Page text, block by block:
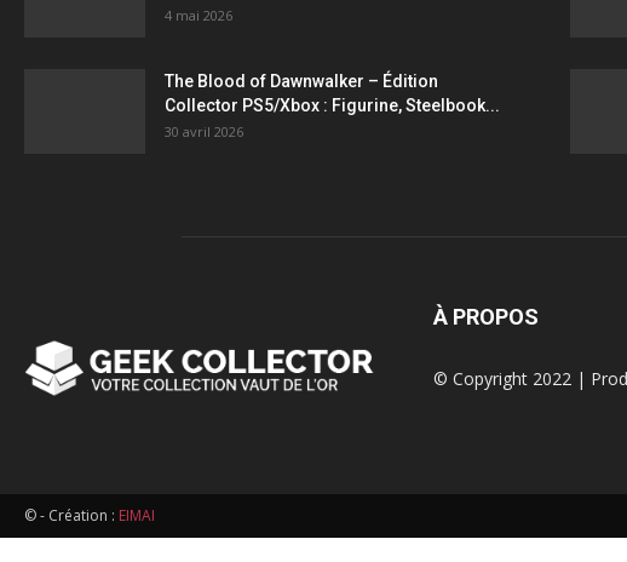
statuettes
4 mai 2026
The Blood of Dawnwalker – Édition
Collector PS5/Xbox : Figurine, Steelbook...
30 avril 2026
À PROPOS
© Copyright 2022 |
© - Création : EIMAI